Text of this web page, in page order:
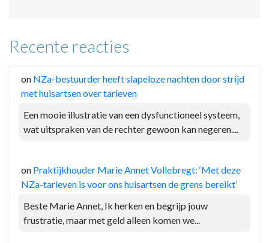
Recente reacties
on NZa-bestuurder heeft slapeloze nachten door strijd
met huisartsen over tarieven
Een mooie illustratie van een dysfunctioneel systeem,
wat uitspraken van de rechter gewoon kan negeren....
on Praktijkhouder Marie Annet Vollebregt: ‘Met deze
NZa-tarieven is voor ons huisartsen de grens bereikt’
Beste Marie Annet, Ik herken en begrijp jouw
frustratie, maar met geld alleen komen we...